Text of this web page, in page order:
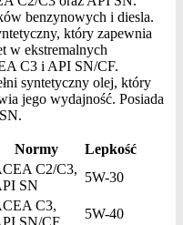
benzynowych i diesla.
który zapewnia
w ekstremalnych
C3 i API SN/CF.
syntetyczny olej, który
jego wydajność. Posiada
Normy
Lepkość
C2/C3,
SN
5W-30
C3,
SN/CF
5W-40